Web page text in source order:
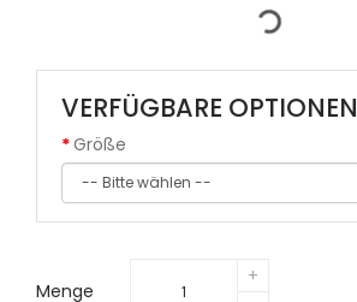
VERFÜGBARE OPTIONEN
Größe
Menge